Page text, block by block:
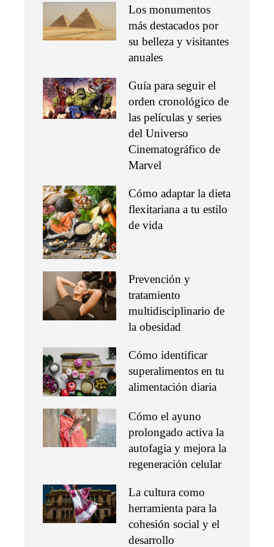
Los monumentos
más destacados por
su belleza y visitantes
anuales
Guía para seguir el
orden cronológico de
las películas y series
del Universo
Cinematográfico de
Marvel
Cómo adaptar la dieta
flexitariana a tu estilo
de vida
Prevención y
tratamiento
multidisciplinario de
la obesidad
Cómo identificar
superalimentos en tu
alimentación diaria
Cómo el ayuno
prolongado activa la
autofagia y mejora la
regeneración celular
La cultura como
herramienta para la
cohesión social y el
desarrollo